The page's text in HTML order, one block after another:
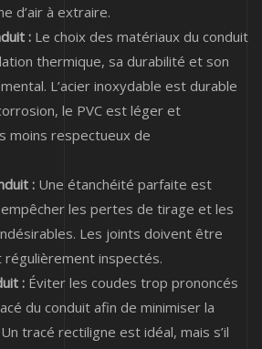
d’air à extraire.
: Le choix des matériaux du conduit
thermique, sa durabilité et son
L’acier inoxydable est durable
le PVC est léger et
moins respectueux de
: Une étanchéité parfaite est
les pertes de tirage et les
Les joints doivent être
inspectés.
: Éviter les coudes trop prononcés
du conduit afin de minimiser la
tracé rectiligne est idéal, mais s’il